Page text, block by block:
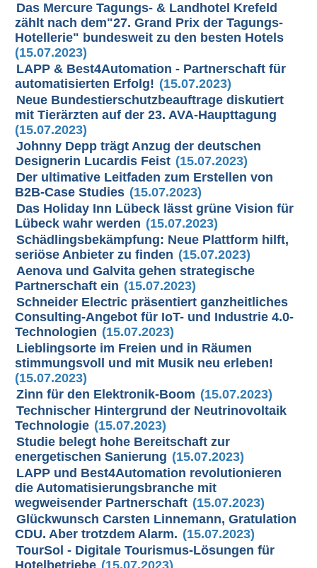
Das Mercure Tagungs- & Landhotel Krefeld
zählt nach dem"27. Grand Prix der Tagungs-
Hotellerie" bundesweit zu den besten Hotels
(15.07.2023)
LAPP & Best4Automation - Partnerschaft für
automatisierten Erfolg! (15.07.2023)
Neue Bundestierschutzbeauftrage diskutiert
mit Tierärzten auf der 23. AVA-Haupttagung
(15.07.2023)
Johnny Depp trägt Anzug der deutschen
Designerin Lucardis Feist (15.07.2023)
Der ultimative Leitfaden zum Erstellen von
B2B-Case Studies (15.07.2023)
Das Holiday Inn Lübeck lässt grüne Vision für
Lübeck wahr werden (15.07.2023)
Schädlingsbekämpfung: Neue Plattform hilft,
seriöse Anbieter zu finden (15.07.2023)
Aenova und Galvita gehen strategische
Partnerschaft ein (15.07.2023)
Schneider Electric präsentiert ganzheitliches
Consulting-Angebot für IoT- und Industrie 4.0-
Technologien (15.07.2023)
Lieblingsorte im Freien und in Räumen
stimmungsvoll und mit Musik neu erleben!
(15.07.2023)
Zinn für den Elektronik-Boom (15.07.2023)
Technischer Hintergrund der Neutrinovoltaik
Technologie (15.07.2023)
Studie belegt hohe Bereitschaft zur
energetischen Sanierung (15.07.2023)
LAPP und Best4Automation revolutionieren
die Automatisierungsbranche mit
wegweisender Partnerschaft (15.07.2023)
Glückwunsch Carsten Linnemann, Gratulation
CDU. Aber trotzdem Alarm. (15.07.2023)
TourSol - Digitale Tourismus-Lösungen für
Hotelbetriebe (15.07.2023)